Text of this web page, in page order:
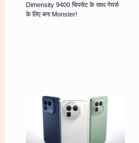
Dimensity 9400 चिपसेट के साथ गेमर्स
के लिए बना Monster!